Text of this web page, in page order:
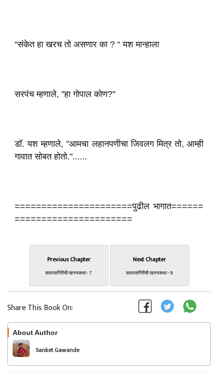
“संकेत हा खरच तो असणार का ? “ यश मान्हाला
सरपंच म्हणाले, "हा गोपाल कोण?"
डॉ. यश म्हणाले, "आमचा लहानपणीचा जिवलग मित्र तो, आम्ही
गावात सोबत होतो."......
======================पुढील भागात======
======================
Previous Chapter
कालासगिरीची रहस्यकथा - 7
Next Chapter
कालासगिरीची रहस्यकथा - 9
Share This Book On:
About Author
Sanket Gawande